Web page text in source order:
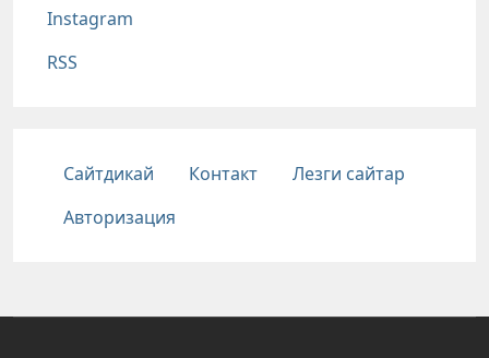
Instagram
RSS
Подвал
Сайтдикай Контакт
Лезги сайтар
Авторизация